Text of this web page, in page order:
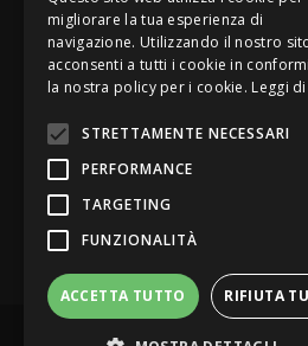
Be Bankers è ideato da
© Be Bankers - Opinion Leader del credito
migliorare la tua esperienza di
navigazione. Utilizzando il nostro
acconsenti a tutti i cookie in
la nostra policy per i cookie. Leggi
STRETTAMENTE NECESSARI
PERFORMANCE
TARGETING
FUNZIONALITÀ
ACCETTA TUTTO RIFIUTA